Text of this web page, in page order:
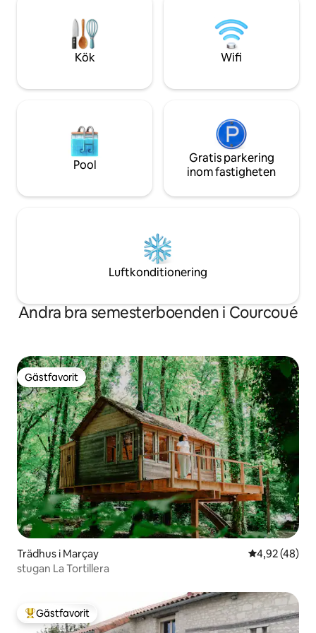
personer med funktionsnedsättningar
av något slag.)
promenader,
en lugn paus mitt
historia.
Kök Wifi
Pool
Gratis parkering
inom fastigheten
Luftkonditionering
Andra bra semesterboenden i Courcoué
Gästfavorit
Gästfavorit
Trädhus i Marçay 4,92 av 5 i
4,92 (48)
stugan La Tortillera
Populär gästfavorit
Gästfavorit